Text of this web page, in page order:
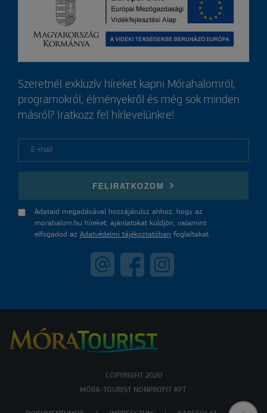
Szeretnél exkluzív híreket kapni Mórahalomról,
programokról, élményekről és még sok minden
másról? Iratkozz fel hírlevelünkre!
FELIRATKOZOM
Adataid megadásával hozzájárulsz ahhoz, hogy az
morahalom.hu híreket, ajánlatokat küldjön, valamint
elfogadod az Adatvédelmi tájékoztatóban foglaltakat.
COPYRIGHT 2020
MÓRA-TOURIST NONPROFIT KFT.